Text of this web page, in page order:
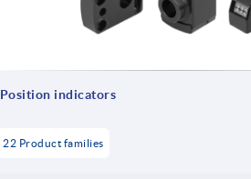
Position indicators
22 Product families